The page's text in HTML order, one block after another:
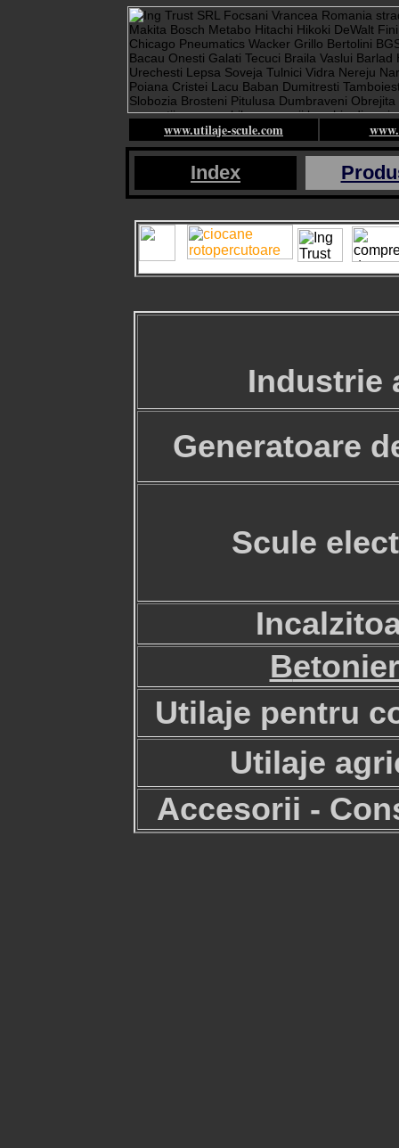
Industrie
Generatoare
Scule
I
B
Utilaje pentru
Utilaje
Accesorii -
Index
www.utilaje-scule.com